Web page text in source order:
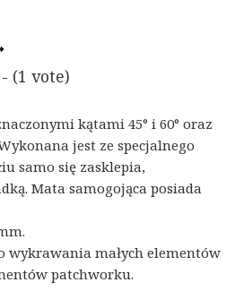
(1 vote)
kątami 45° i 60° oraz
jest ze specjalnego
samo się zasklepia,
Mata samogojąca posiada
wykrawania małych elementów
patchworku.